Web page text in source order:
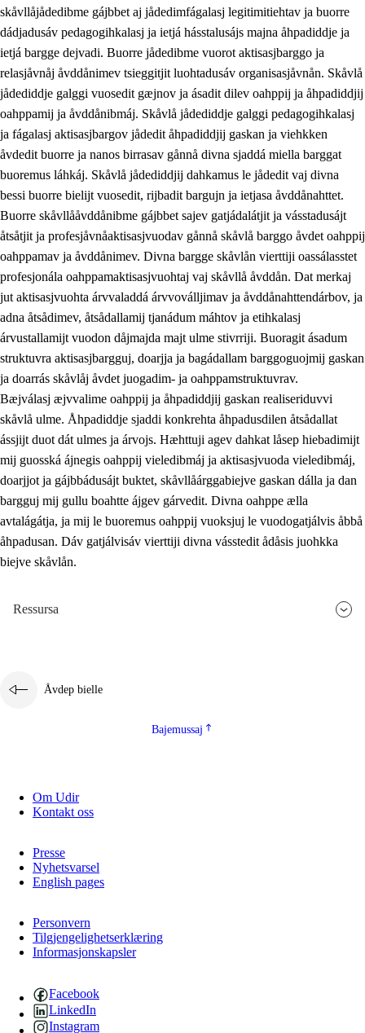
skåvllåjådedibme gájbbet aj jådedimfágalasj legitimitiehtav ja buorre
dádjadusáv pedagogihkalasj ja ietjá hásstalusájs majna åhpadiddje ja
ietjá bargge dejvadi. Buorre jådedibme vuorot aktisasjbarggo ja
relasjåvnåj åvddånimev tsieggitjit luohtadusáv organisasjåvnån. Skåvlå
jådediddje galggi vuosedit gæjnov ja ásadit dilev oahppij ja åhpadiddjij
oahppamij ja åvddånibmáj. Skåvlå jådediddje galggi pedagogihkalasj
ja fágalasj aktisasjbargov jådedit åhpadiddjij gaskan ja viehkken
åvdedit buorre ja nanos birrasav gånnå divna sjaddá miella barggat
buoremus láhkáj. Skåvlå jådediddjij dahkamus le jådedit vaj divna
bessi buorre bielijt vuosedit, rijbadit bargujn ja ietjasa åvddånahttet.
Buorre skåvllååvddånibme gájbbet sajev gatjádalátjit ja vásstadusájt
åtsåtjit ja profesjåvnåaktisasjvuodav gånnå skåvlå barggo åvdet oahppij
oahppamav ja åvddånimev. Divna bargge skåvlån vierttiji oassálasstet
profesjonála oahppamaktisasjvuohtaj vaj skåvllå åvddån. Dat merkaj
jut aktisasjvuohta árvvaladdá árvvoválljimav ja åvddånahttendárbov, ja
adna åtsådimev, åtsådallamij tjanádum máhtov ja etihkalasj
árvustallamijt vuodon dåjmajda majt ulme stivrriji. Buoragit ásadum
struktuvra aktisasjbargguj, doarjja ja bagádallam barggoguojmij gaskan
ja doarrás skåvlåj åvdet juogadim- ja oahppamstruktuvrav.
Bæjválasj æjvvalime oahppij ja åhpadiddjij gaskan realiseriduvvi
skåvlå ulme. Åhpadiddje sjaddi konkrehta åhpadusdilen åtsådallat
ássjijt duot dát ulmes ja árvojs. Hæhttuji agev dahkat låsep hiebadimijt
mij guosská ájnegis oahppij vieledibmáj ja aktisasjvuoda vieledibmáj,
doarjjot ja gájbbádusájt buktet, skåvllåárggabiejve gaskan dálla ja dan
bargguj mij gullu boahtte ájgev gárvedit. Divna oahppe ælla
avtalágátja, ja mij le buoremus oahppij vuoksjuj le vuodogatjálvis åbbå
åhpadusan. Dáv gatjálvisáv vierttiji divna vásstedit ådåsis juohkka
biejve skåvlån.
Ressursa
Åvdep bielle
Bajemussaj
Om Udir
Kontakt oss
Presse
Nyhetsvarsel
English pages
Personvern
Tilgjengelighetserklæring
Informasjonskapsler
Facebook
LinkedIn
Instagram